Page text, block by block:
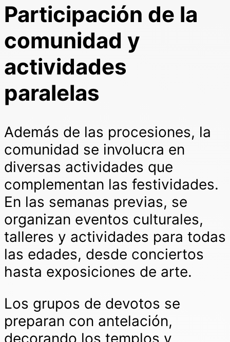
Participación de la
comunidad y
actividades
paralelas
Además de las procesiones, la
comunidad se involucra en
diversas actividades que
complementan las festividades.
En las semanas previas, se
organizan eventos culturales,
talleres y actividades para todas
las edades, desde conciertos
hasta exposiciones de arte.
Los grupos de devotos se
preparan con antelación,